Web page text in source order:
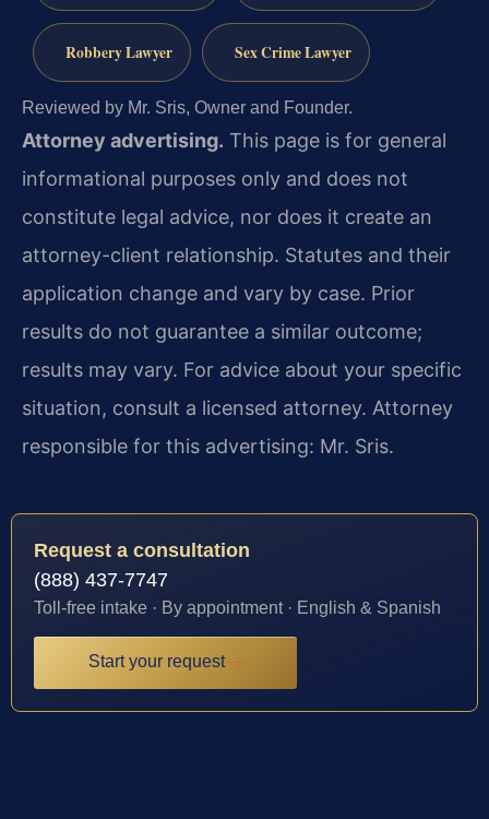
Robbery Lawyer Sex Crime Lawyer
Reviewed by Mr. Sris, Owner and Founder.
Attorney advertising. This page is for general
informational purposes only and does not
constitute legal advice, nor does it create an
attorney-client relationship. Statutes and their
application change and vary by case. Prior
results do not guarantee a similar outcome;
results may vary. For advice about your specific
situation, consult a licensed attorney. Attorney
responsible for this advertising: Mr. Sris.
Request a consultation
(888) 437-7747
Toll-free intake · By appointment · English & Spanish
Start your request